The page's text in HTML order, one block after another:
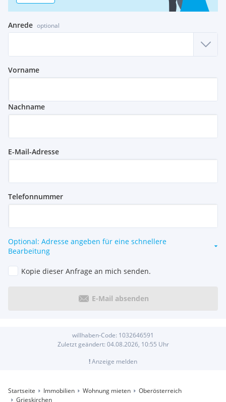
Anrede optional
Vorname
Nachname
E-Mail-Adresse
Telefonnummer
Optional: Adresse angeben für eine schnellere
Bearbeitung
Kopie dieser Anfrage an mich senden.
E-Mail absenden
willhaben-Code: 1032646591
Zuletzt geändert: 04.08.2026, 10:55 Uhr
!Anzeige melden
Startseite Immobilien Wohnung mieten
Oberösterreich
Grieskirchen